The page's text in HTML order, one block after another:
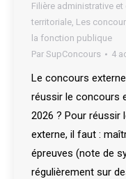
Filière administrative et
territoriale, Les
la fonction publique
Par SupConcours 4
Le concours
réussir le concours
2026 ? Pour réussir
externe, il faut :
épreuves (note de
régulièrement sur